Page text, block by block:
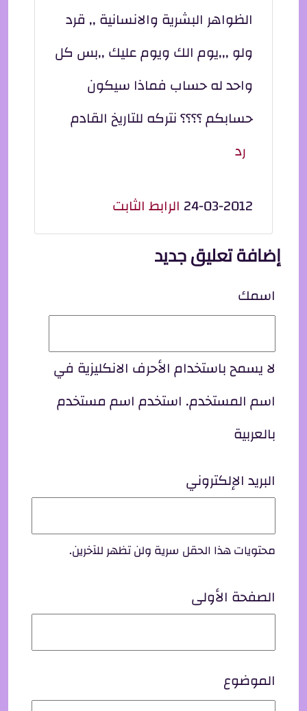
الظواهر البشرية والانسانية ,, قرد
ولو ,,,يوم الك ويوم عليك ,,بس كل
واحد له حساب فماذا سيكون
حسابكم ؟؟؟؟ نتركه للتاريخ القادم
رد
24-03-2012 الرابط الثابت
إضافة تعليق جديد
اسمك
لا يسمح باستخدام الأحرف الانكليزية في
اسم المستخدم. استخدم اسم مستخدم
بالعربية
البريد الإلكتروني
محتويات هذا الحقل سرية ولن تظهر للآخرين.
الصفحة الأولى
الموضوع